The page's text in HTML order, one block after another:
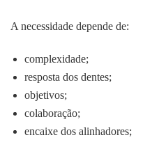
A necessidade depende de:
complexidade;
resposta dos dentes;
objetivos;
colaboração;
encaixe dos alinhadores;